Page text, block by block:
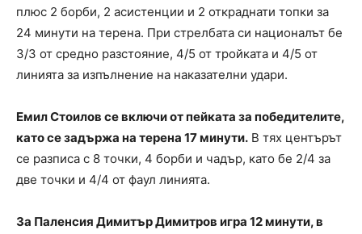
плюс 2 борби, 2 асистенции и 2 откраднати топки за
24 минути на терена. При стрелбата си националът бе
3/3 от средно разстояние, 4/5 от тройката и 4/5 от
линията за изпълнение на наказателни удари.
Емил Стоилов се включи от пейката за победителите,
като се задържа на терена 17 минути. В тях центърът
се разписа с 8 точки, 4 борби и чадър, като бе 2/4 за
две точки и 4/4 от фаул линията.
За Паленсия Димитър Димитров игра 12 минути, в